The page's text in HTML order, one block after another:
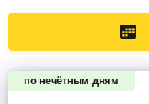
по нечётным дням